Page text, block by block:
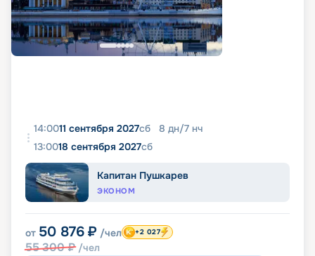
14:0011 сентября 2027сб 8 дн/7 нч
13:0018 сентября 2027сб
Капитан Пушкарев
ЭКОНОМ
от 50 876 ₽ /чел
55 300₽ /чел
+2 027